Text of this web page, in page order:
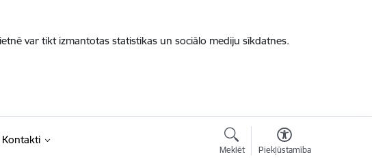
var tikt izmantotas statistikas un sociālo mediju sīkdatnes.
Kontakti
Meklēt Piekļūstamība